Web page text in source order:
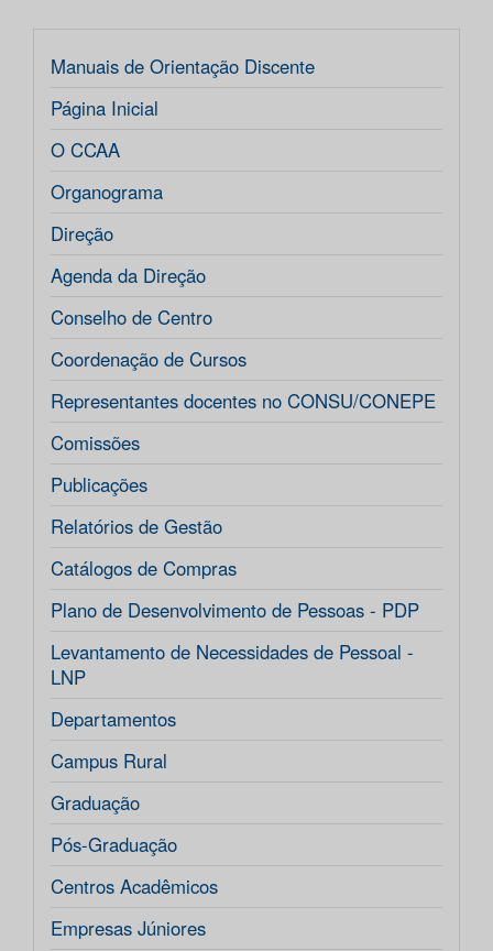
Manuais de Orientação Discente
Página Inicial
O CCAA
Organograma
Direção
Agenda da Direção
Conselho de Centro
Coordenação de Cursos
Representantes docentes no CONSU/CONEPE
Comissões
Publicações
Relatórios de Gestão
Catálogos de Compras
Plano de Desenvolvimento de Pessoas - PDP
Levantamento de Necessidades de Pessoal -
LNP
Departamentos
Campus Rural
Graduação
Pós-Graduação
Centros Acadêmicos
Empresas Júniores